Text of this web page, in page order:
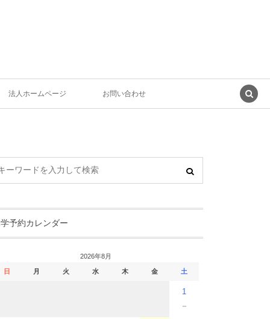
法人ホームページ お問い合わせ
予約カレンダー
2026年8月
日 月 火 水 木 金 土
1
－